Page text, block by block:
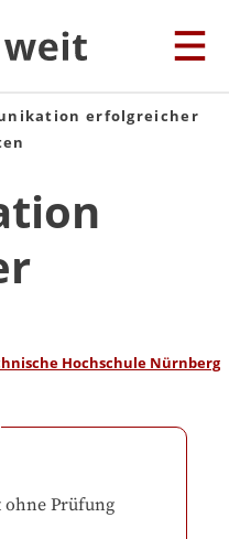
erfolgreicher
ohne Prüfung